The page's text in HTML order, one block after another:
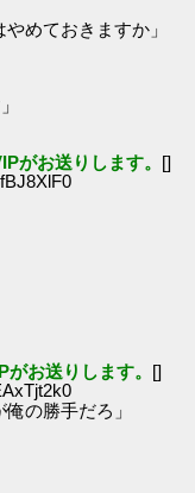
めておきますか」
がお送りします。 []
お送りします。 []
の勝手だろ」